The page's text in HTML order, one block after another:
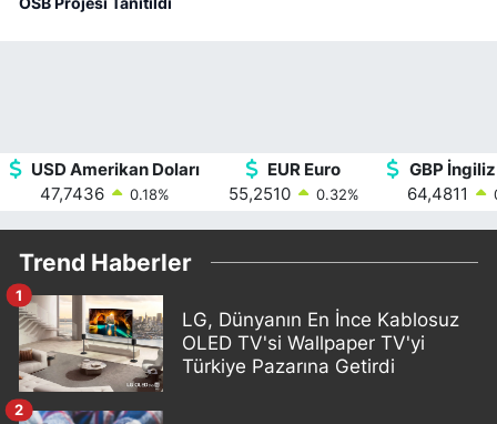
USD Amerikan Doları
47,7436
0.18%
EUR Euro
55,2510
0.32%
GBP
64,4811
Trend Haberler
LG, Dünyanın En İnce Kablosuz
OLED TV'si Wallpaper TV'yi
Türkiye Pazarına Getirdi
1
2